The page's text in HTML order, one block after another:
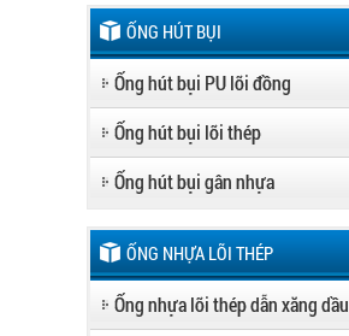
ỐNG HÚT BỤI
Ống hút bụi PU lõi đồng
Ống hút bụi lõi thép
Ống hút bụi gân nhựa
ỐNG NHỰA LÕI THÉP
Ống nhựa lõi thép dẫn xăng dầu